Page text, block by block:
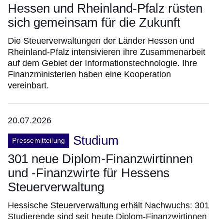
Hessen und Rheinland-Pfalz rüsten
sich gemeinsam für die Zukunft
Die Steuerverwaltungen der Länder Hessen und
Rheinland-Pfalz intensivieren ihre Zusammenarbeit
auf dem Gebiet der Informationstechnologie. Ihre
Finanzministerien haben eine Kooperation
vereinbart.
20.07.2026
Pressemitteilung
Studium
301 neue Diplom-Finanzwirtinnen
und -Finanzwirte für Hessens
Steuerverwaltung
Hessische Steuerverwaltung erhält Nachwuchs: 301
Studierende sind seit heute Diplom-Finanzwirtinnen